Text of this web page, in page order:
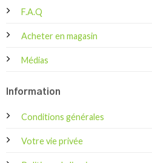
F.A.Q
Acheter en magasin
Médias
Information
Conditions générales
Votre vie privée